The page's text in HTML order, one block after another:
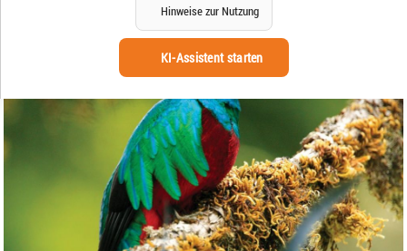
Hinweise zur Nutzung
KI-Assistent starten